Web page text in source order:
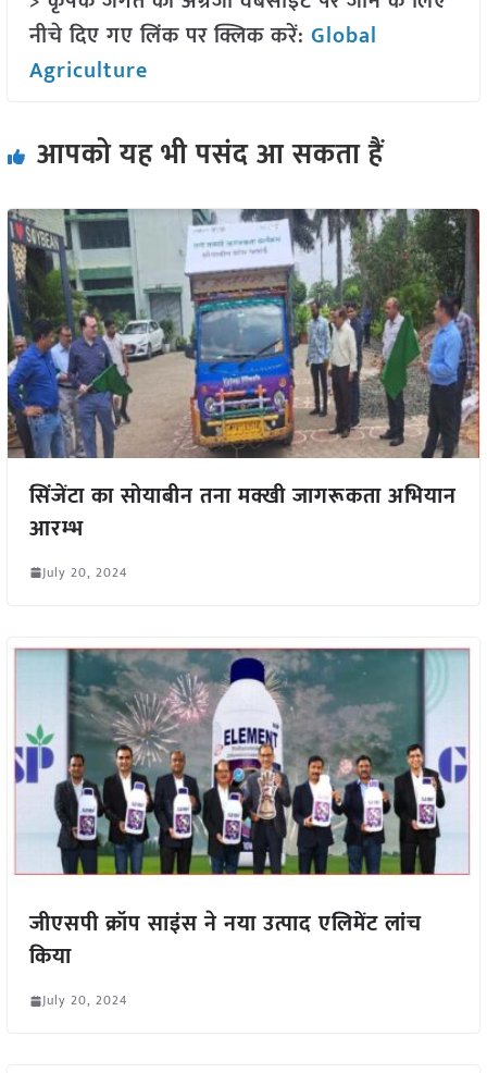
नीचे दिए गए लिंक पर क्लिक करें: Global
Agriculture
आपको यह भी पसंद आ सकता हैं
सिंजेंटा का सोयाबीन तना मक्खी जागरूकता अभियान
आरम्भ
July 20, 2024
जीएसपी क्रॉप साइंस ने नया उत्पाद एलिमेंट लांच
किया
July 20, 2024